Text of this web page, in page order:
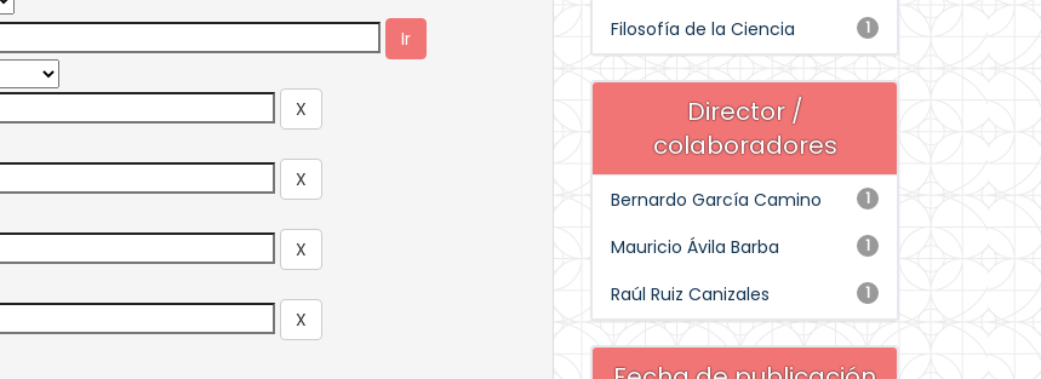
1
Filosofía de la Ciencia
Director /
colaboradores
1
Bernardo García Camino
1
Mauricio Ávila Barba
1
Raúl Ruiz Canizales